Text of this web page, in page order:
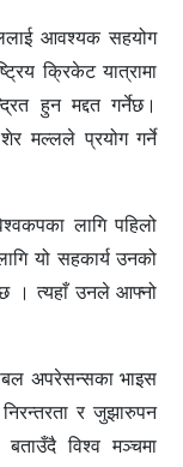
आवश्यक सहयोग
क्रिकेट यात्रामा
हुन मद्दत गर्नेछ।
मल्लले प्रयोग गर्ने
लागि पहिलो
यो सहकार्य उनको
छ । त्यहाँ उनले आफ्नो
अपरेसन्सका भाइस
र जुझारुपन
विश्व मञ्चमा